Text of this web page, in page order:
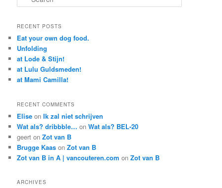
RECENT POSTS
Eat your own dog food.
Unfolding
at Lode & Stijn!
at Lulu Guldsmeden!
at Mami Camilla!
RECENT COMMENTS
Elise onIk zal niet schrijven
Wat als? dribbble… onWat als? BEL-20
geert onZot van B
Brugge Kaas onZot van B
Zot van B in A | vancouteren.com onZot van B
ARCHIVES